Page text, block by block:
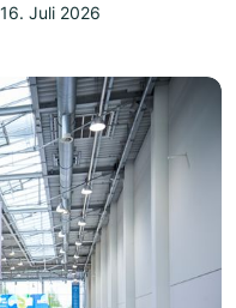
16. Juli 2026